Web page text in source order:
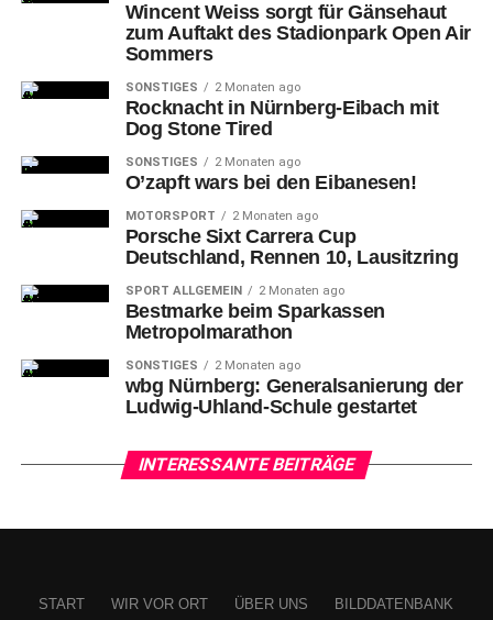
Wincent Weiss sorgt für Gänsehaut
zum Auftakt des Stadionpark Open Air
Sommers
SONSTIGES 2 Monaten ago
Rocknacht in Nürnberg-Eibach mit
Dog Stone Tired
SONSTIGES 2 Monaten ago
O’zapft wars bei den Eibanesen!
MOTORSPORT 2 Monaten ago
Porsche Sixt Carrera Cup
Deutschland, Rennen 10, Lausitzring
SPORT ALLGEMEIN 2 Monaten ago
Bestmarke beim Sparkassen
Metropolmarathon
SONSTIGES 2 Monaten ago
wbg Nürnberg: Generalsanierung der
Ludwig-Uhland-Schule gestartet
INTERESSANTE BEITRÄGE
START WIR VOR ORT ÜBER UNS BILDDATENBANK